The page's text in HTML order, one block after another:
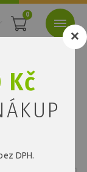
0
papír
listů
Kč
DPH.